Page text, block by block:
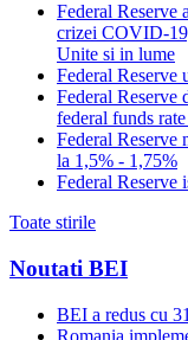
Federal Reserve
crizei COVID-
Unite si in lume
Federal Reserve
Federal Reserve
federal funds
Federal Reserve
la 1,5% - 1,75%
Federal Reserve
Toate stirile
Noutati BEI
BEI a redus cu
Romania